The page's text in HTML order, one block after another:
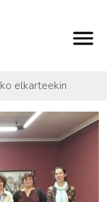
elkarteekin